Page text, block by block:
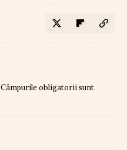
Câmpurile obligatorii sunt